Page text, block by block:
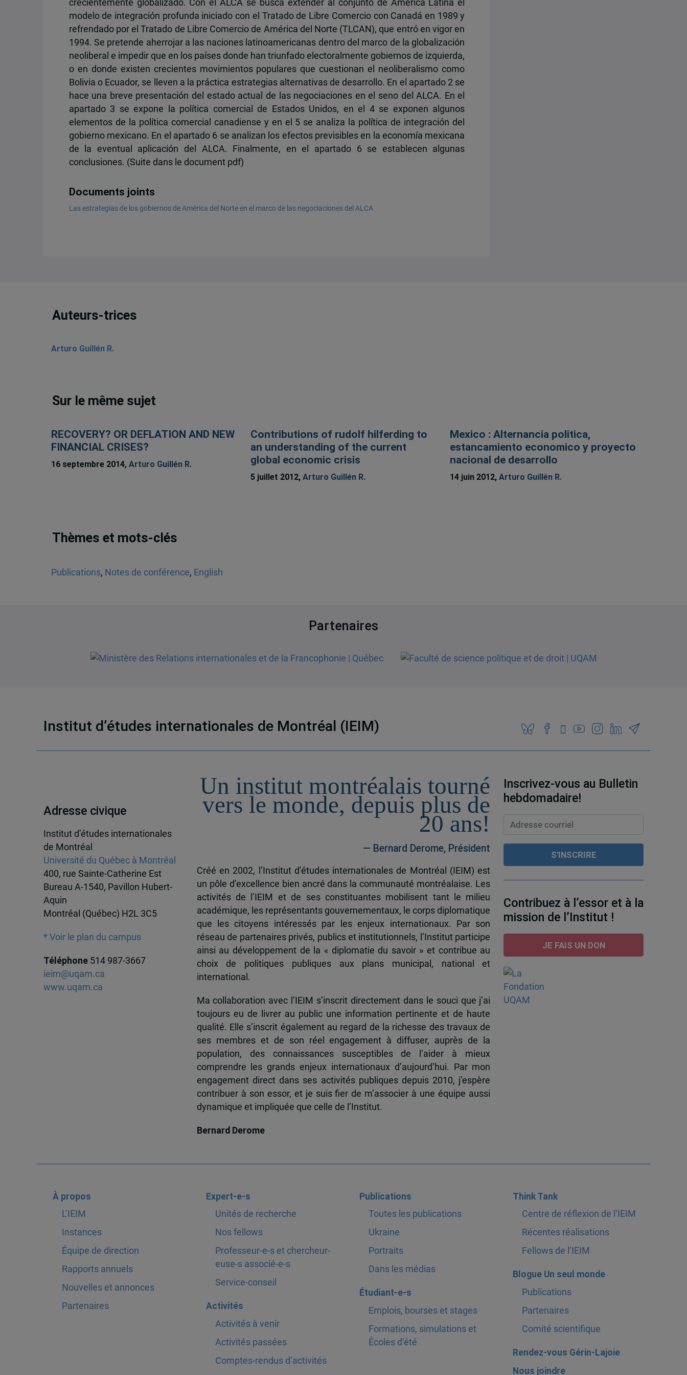
crecientemente globalizado. Con el ALCA se busca extender al conjunto de América Latina el
modelo de integración profunda iniciado con el Tratado de Libre Comercio con Canadá en 1989 y
refrendado por el Tratado de Libre Comercio de América del Norte (TLCAN), que entró en vigor en
1994. Se pretende aherrojar a las naciones latinoamericanas dentro del marco de la globalización
neoliberal e impedir que en los países donde han triunfado electoralmente gobiernos de izquierda,
o en donde existen crecientes movimientos populares que cuestionan el neoliberalismo como
Bolivia o Ecuador, se lleven a la práctica estrategias alternativas de desarrollo. En el apartado 2 se
hace una breve presentación del estado actual de las negociaciones en el seno del ALCA. En el
apartado 3 se expone la política comercial de Estados Unidos, en el 4 se exponen algunos
elementos de la política comercial canadiense y en el 5 se analiza la política de integración del
gobierno mexicano. En el apartado 6 se analizan los efectos previsibles en la economía mexicana
de la eventual aplicación del ALCA. Finalmente, en el apartado 6 se establecen algunas
conclusiones. (Suite dans le document pdf)
Documents joints
Las estrategias de los gobiernos de América del Norte en el marco de las negociaciones del ALCA
Auteurs-trices
Arturo Guillén R.
Sur le même sujet
RECOVERY? OR DEFLATION AND NEW
FINANCIAL CRISES?
16 septembre 2014, Arturo Guillén R.
Contributions of rudolf hilferding to
an understanding of the current
global economic crisis
5 juillet 2012, Arturo Guillén R.
Mexico : Alternancia politica,
estancamiento economico y proyecto
nacional de desarrollo
14 juin 2012, Arturo Guillén R.
Thèmes et mots-clés
Publications, Notes de conférence, English
Partenaires
Institut d’études internationales de Montréal (IEIM)
Adresse civique
Institut d’études internationales
de Montréal
Université du Québec à Montréal
400, rue Sainte-Catherine Est
Bureau A-1540, Pavillon Hubert-
Aquin
Montréal (Québec) H2L 3C5
* Voir le plan du campus
Téléphone 514 987-3667
ieim@uqam.ca
www.uqam.ca
Un institut montréalais tourné
vers le monde, depuis plus de
20 ans!
— Bernard Derome, Président
Créé en 2002, l’Institut d’études internationales de Montréal (IEIM) est
un pôle d’excellence bien ancré dans la communauté montréalaise. Les
activités de l’IEIM et de ses constituantes mobilisent tant le milieu
académique, les représentants gouvernementaux, le corps diplomatique
que les citoyens intéressés par les enjeux internationaux. Par son
réseau de partenaires privés, publics et institutionnels, l’Institut participe
ainsi au développement de la « diplomatie du savoir » et contribue au
choix de politiques publiques aux plans municipal, national et
international.
Ma collaboration avec l’IEIM s’inscrit directement dans le souci que j’ai
toujours eu de livrer au public une information pertinente et de haute
qualité. Elle s’inscrit également au regard de la richesse des travaux de
ses membres et de son réel engagement à diffuser, auprès de la
population, des connaissances susceptibles de l’aider à mieux
comprendre les grands enjeux internationaux d’aujourd’hui. Par mon
engagement direct dans ses activités publiques depuis 2010, j’espère
contribuer à son essor, et je suis fier de m’associer à une équipe aussi
dynamique et impliquée que celle de l’Institut.
Bernard Derome
Inscrivez-vous au Bulletin
hebdomadaire!
Contribuez à l’essor et à la
mission de l’Institut !
JE FAIS UN DON
À propos
L’IEIM
Instances
Équipe de direction
Rapports annuels
Nouvelles et annonces
Partenaires
Expert-e-s
Unités de recherche
Nos fellows
Professeur-e-s et chercheur-
euse-s associé-e-s
Service-conseil
Activités
Activités à venir
Activités passées
Comptes-rendus d’activités
Publications
Toutes les publications
Ukraine
Portraits
Dans les médias
Étudiant-e-s
Emplois, bourses et stages
Formations, simulations et
Écoles d’été
Think Tank
Centre de réflexion de l’IEIM
Récentes réalisations
Fellows de l’IEIM
Blogue Un seul monde
Publications
Partenaires
Comité scientifique
Rendez-vous Gérin-Lajoie
Nous joindre